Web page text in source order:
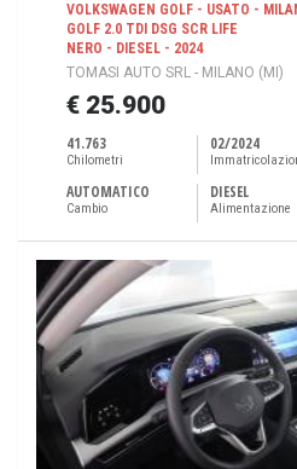
VOLKSWAGEN GOLF - USATO -
GOLF 2.0 TDI DSG SCR LIFE
NERO - DIESEL - 2024
TOMASI AUTO SRL - MILANO (MI)
€ 25.900
41.763
Chilometri
02/2024
AUTOMATICO
Cambio
DIESEL
Alimentazione